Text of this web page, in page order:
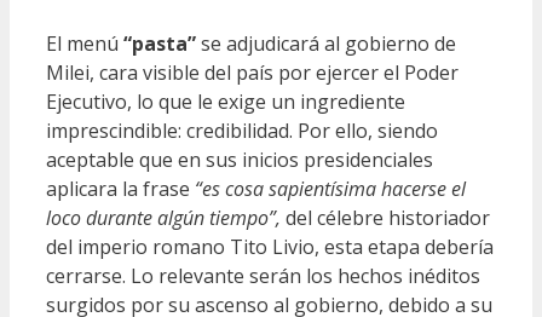
El menú “pasta”se adjudicará al gobierno de
Milei, cara visible del país por ejercer el Poder
Ejecutivo, lo que le exige un ingrediente
imprescindible: credibilidad. Por ello, siendo
aceptable que en sus inicios presidenciales
aplicara la frase “es cosa sapientísima hacerse el
loco durante algún tiempo”, del célebre historiador
del imperio romano Tito Livio, esta etapa debería
cerrarse. Lo relevante serán los hechos inéditos
surgidos por su ascenso al gobierno, debido a su